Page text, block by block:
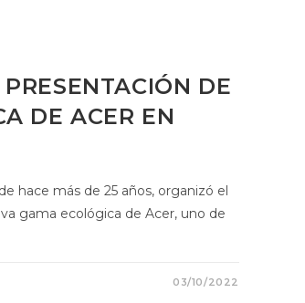
DE
DE ACER EN
hace más de 25 años, organizó el
gama ecológica de Acer, uno de
03/10/2022